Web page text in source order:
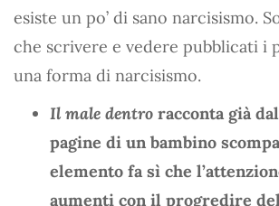
esiste un po’ di sano narcisismo.
che scrivere e vedere pubblicati i
una forma di narcisismo.
Il male dentro racconta già
pagine di un bambino
elemento fa sì che
aumenti con il progredire